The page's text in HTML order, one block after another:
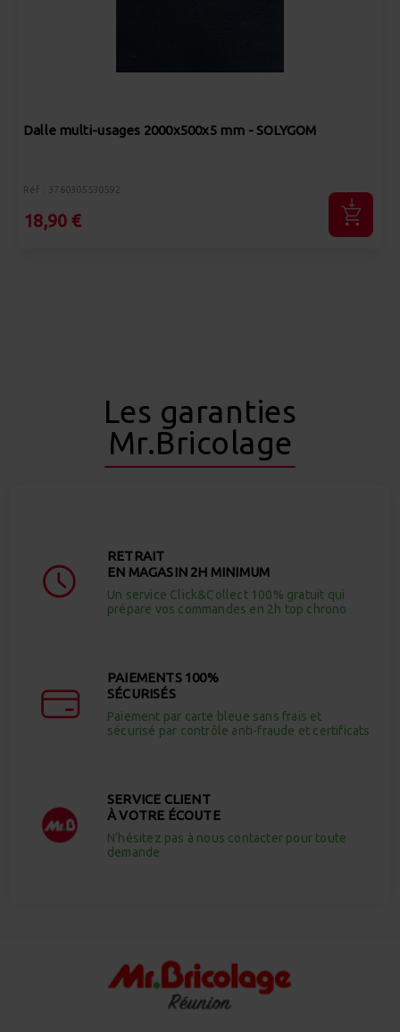
Dalle multi-usages 2000x500x5 mm - SOLYGOM
Réf : 3760305530592
18,90 €
Les garanties
Mr.Bricolage
RETRAIT
EN MAGASIN 2H MINIMUM
Un service Click&Collect 100% gratuit qui
prépare vos commandes en 2h top chrono
PAIEMENTS 100%
SÉCURISÉS
Paiement par carte bleue sans frais et
sécurisé par contrôle anti-fraude et certificats
SERVICE CLIENT
À VOTRE ÉCOUTE
N’hésitez pas à nous contacter pour toute
demande